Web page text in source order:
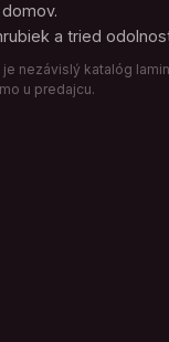
a tried
nezávislý katalóg
u predajcu.